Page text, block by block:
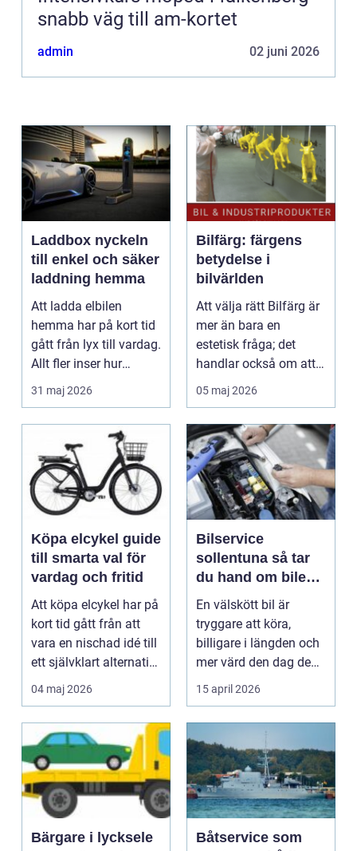
snabb väg till am-kortet
admin 02 juni 2026
Laddbox nyckeln
till enkel och säker
laddning hemma
Att ladda elbilen
hemma har på kort tid
gått från lyx till vardag.
Allt fler inser hur
smidigt det ä...
31 maj 2026
Bilfärg: färgens
betydelse i
bilvärlden
Att välja rätt Bilfärg är
mer än bara en
estetisk fråga; det
handlar också om att
förstå hur val av ...
05 maj 2026
Köpa elcykel guide
till smarta val för
vardag och fritid
Att köpa elcykel har på
kort tid gått från att
vara en nischad idé till
ett självklart alternativ
fö...
04 maj 2026
Bilservice
sollentuna så tar
du hand om bilen
på rätt sätt
En välskött bil är
tryggare att köra,
billigare i längden och
mer värd den dag den
ska säljas. Många...
15 april 2026
Bärgare i lycksele
Båtservice som